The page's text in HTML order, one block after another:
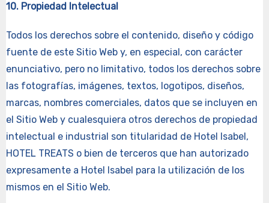
10. Propiedad Intelectual
Todos los derechos sobre el contenido, diseño y código
fuente de este Sitio Web y, en especial, con carácter
enunciativo, pero no limitativo, todos los derechos sobre
las fotografías, imágenes, textos, logotipos, diseños,
marcas, nombres comerciales, datos que se incluyen en
el Sitio Web y cualesquiera otros derechos de propiedad
intelectual e industrial son titularidad de Hotel Isabel,
HOTEL TREATS o bien de terceros que han autorizado
expresamente a Hotel Isabel para la utilización de los
mismos en el Sitio Web.